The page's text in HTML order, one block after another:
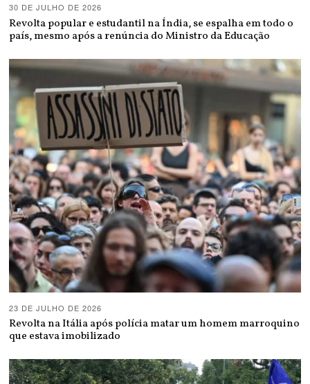
30 DE JULHO DE 2026
Revolta popular e estudantil na Índia, se espalha em todo o
país, mesmo após a renúncia do Ministro da Educação
23 DE JULHO DE 2026
Revolta na Itália após polícia matar um homem marroquino
que estava imobilizado